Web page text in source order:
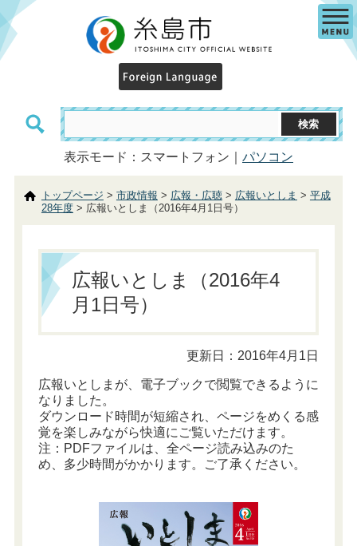
表示モード：スマートフォン｜ パソコン
トップページ > 市政情報 > 広報・広聴> 広報いとしま > 平成
28年度> 広報いとしま（2016年4月1日号）
広報いとしま（2016年4
月1日号）
更新日：2016年4月1日
広報いとしまが、電子ブックで閲覧できるように
なりました。
ダウンロード時間が短縮され、ページをめくる感
覚を楽しみながら快適にご覧いただけます。
注：PDFファイルは、全ページ読み込みのた
め、多少時間がかかります。ご了承ください。